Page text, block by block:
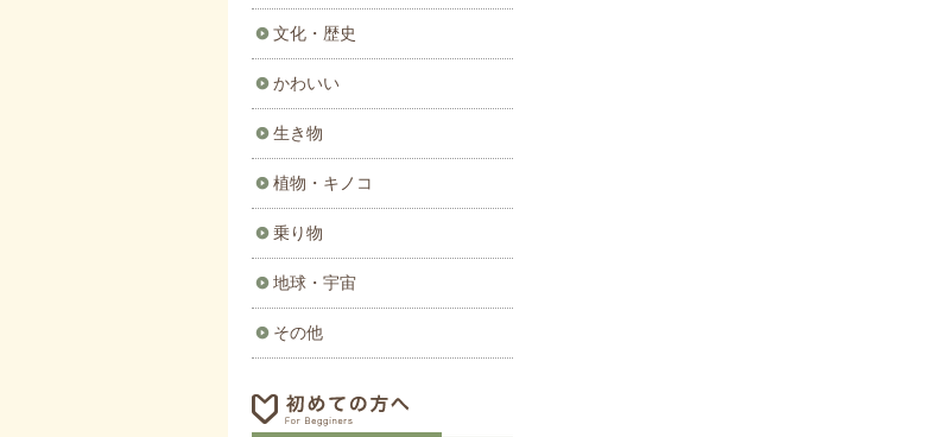
文化・歴史
かわいい
生き物
植物・キノコ
乗り物
地球・宇宙
その他